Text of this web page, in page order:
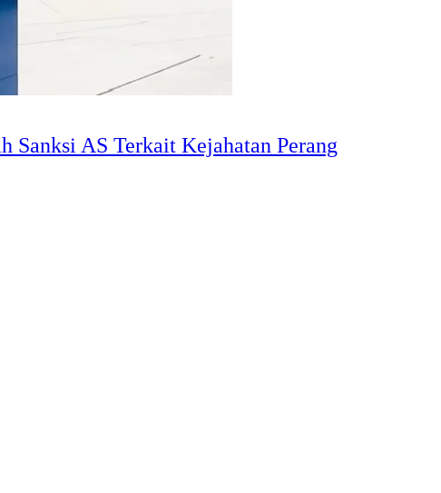
Sanksi AS Terkait Kejahatan Perang